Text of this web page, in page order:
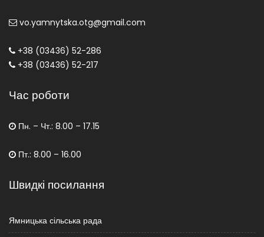
vo.yamnytska.otg@gmail.com
+38 (03436) 52-286
+38 (03436) 52-217
Час роботи
Пн. – Чт.: 8.00 – 17.15
Пт.: 8.00 – 16.00
Швидкі посилання
Ямницька сільська рада